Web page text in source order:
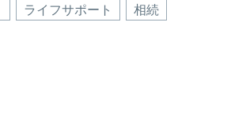
ライフサポート
相続